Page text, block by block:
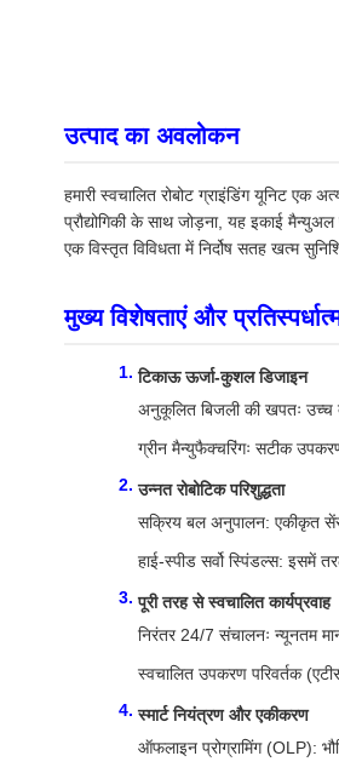
उत्पाद का अवलोकन
हमारी स्वचालित रोबोट ग्राइंडिंग यूनिट एक
प्रौद्योगिकी के साथ जोड़ना, यह इकाई
एक विस्तृत विविधता में निर्दोष सतह खत्म
मुख्य विशेषताएं और
टिकाऊ ऊर्जा-कुशल डिजाइन
अनुकूलित बिजली की खपतः उच्च
ग्रीन मैन्युफैक्चरिंगः सटीक
उन्नत रोबोटिक परिशुद्धता
सक्रिय बल अनुपालन: एकीकृत
हाई-स्पीड सर्वो स्पिंडल्स: इसमें
पूरी तरह से स्वचालित कार्यप्रवाह
निरंतर 24/7 संचालनः न्यूनतम
स्वचालित उपकरण परिवर्तक
स्मार्ट नियंत्रण और एकीकरण
ऑफलाइन प्रोग्रामिंग (OLP):